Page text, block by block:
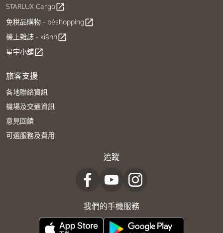
STARLUX Cargoopen_in_new
免稅品購物 - béshoppingopen_in_new
機上雜誌 - kiânnopen_in_new
星宇小舖open_in_new
旅客支援
各地聯絡資訊
機場及交通資訊
意見回饋
可選服務及費用
追蹤
我們的手機服務